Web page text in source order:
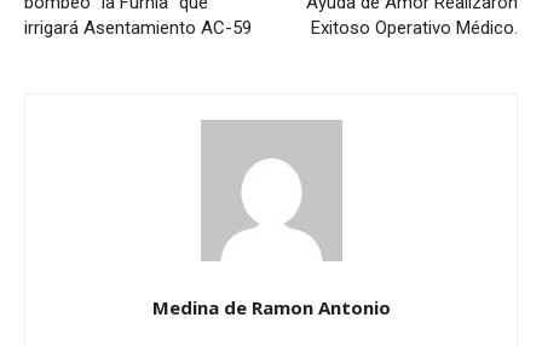
irrigará Asentamiento AC-59
Exitoso Operativo Médico.
Medina de Ramon Antonio